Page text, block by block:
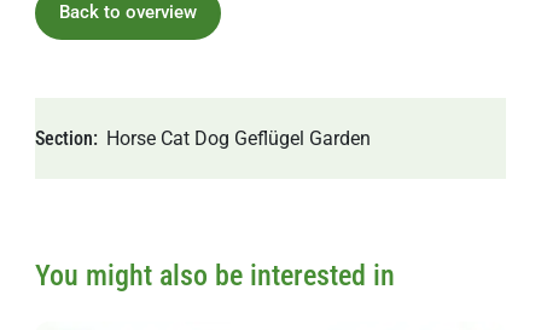
Section Horse Cat Dog Geflügel Garden
You might also be interested in
Back to overview